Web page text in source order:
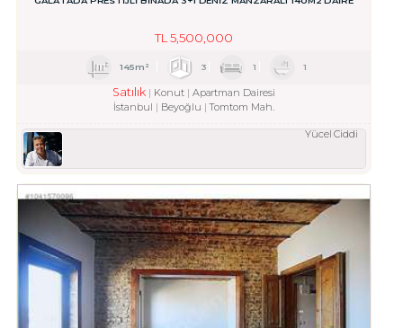
TL 5,500,000
145m² 3 1 1
Satılık Konut
Apartman Dairesi
İstanbul
Beyoğlu Tomtom Mah.
Yücel Ciddi